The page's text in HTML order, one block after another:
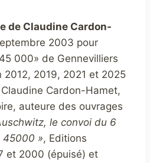
de Claudine Cardon-
2003 pour
000» de Gennevilliers
2012, 2019, 2021 et 2025
Cardon-Hamet,
auteure des ouvrages
le convoi du 6
45000 », Editions
et 2000 (épuisé) et